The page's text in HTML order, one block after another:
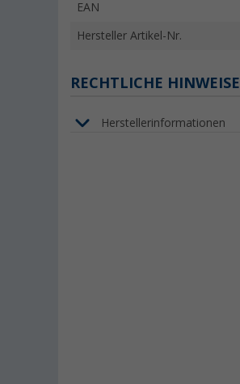
EAN
Hersteller Artikel-Nr.
RECHTLICHE HINWEISE
Herstellerinformationen